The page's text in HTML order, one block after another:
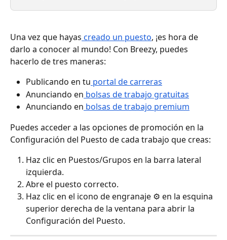
Una vez que hayas creado un puesto, ¡es hora de
darlo a conocer al mundo! Con Breezy, puedes
hacerlo de tres maneras:
Publicando en tu portal de carreras
Anunciando en bolsas de trabajo gratuitas
Anunciando en bolsas de trabajo premium
Puedes acceder a las opciones de promoción en la
Configuración del Puesto de cada trabajo que creas:
Haz clic en Puestos/Grupos en la barra lateral
izquierda.
Abre el puesto correcto.
Haz clic en el icono de engranaje ⚙️ en la esquina
superior derecha de la ventana para abrir la
Configuración del Puesto.